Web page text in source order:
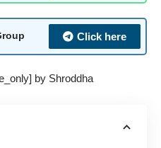
Click here
by Shroddha